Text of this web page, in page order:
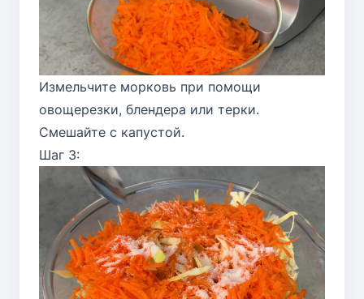
Измельчите морковь при помощи
овощерезки, блендера или терки.
Смешайте с капустой.
Шаг 3: